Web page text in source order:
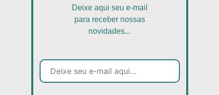
Deixe aqui seu e-mail
para receber nossas
novidades...